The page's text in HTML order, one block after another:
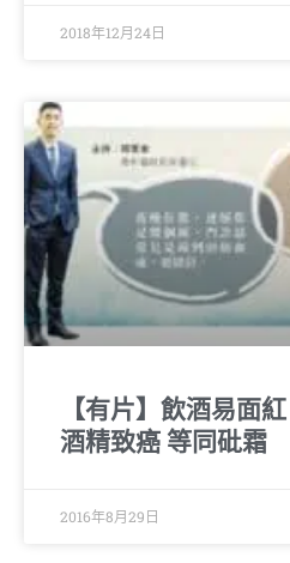
2018年12月24日
【有片】飲酒易面
酒精致癌 等同砒霜
2016年8月29日